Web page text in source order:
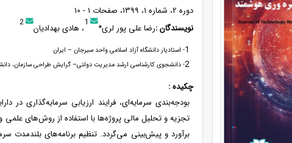
دوره 2، شماره 1، 1399، صفحات 1 - 10
نویسندگان :رضا علی پور لری* 1، هادی بهدادیان 2
1- استادیار دانشگاه آزاد اسلامی واحد سیرجان – ایران
2- دانشجوی کارشناسی ارشد مدیریت دولتی– گرایش طراحی سازمان،
چکیده :
بودجه‌بندی سرمایه‌ای، فرایند ارزیابی سرمایه‌گذاری در
تجزیه و تحلیل مالی پروژه‌ها با استفاده از روش‌های
برآورد و پیش‌بینی می‌گردد. تنظیم برنامه‌های بلندمدت